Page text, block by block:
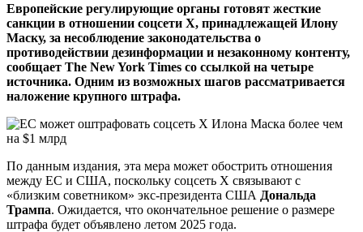
Европейские регулирующие органы готовят жесткие
санкции в отношении соцсети X, принадлежащей Илону
Маску, за несоблюдение законодательства о
противодействии дезинформации и незаконному контенту,
сообщает The New York Times со ссылкой на четыре
источника. Одним из возможных шагов рассматривается
наложение крупного штрафа.
По данным издания, эта мера может обострить отношения
между ЕС и США, поскольку соцсеть X связывают с
«близким советником» экс-президента США Дональда
Трампа. Ожидается, что окончательное решение о размере
штрафа будет объявлено летом 2025 года.